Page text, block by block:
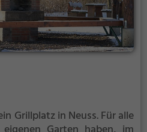
Grillplatz in Neuss.Für alle